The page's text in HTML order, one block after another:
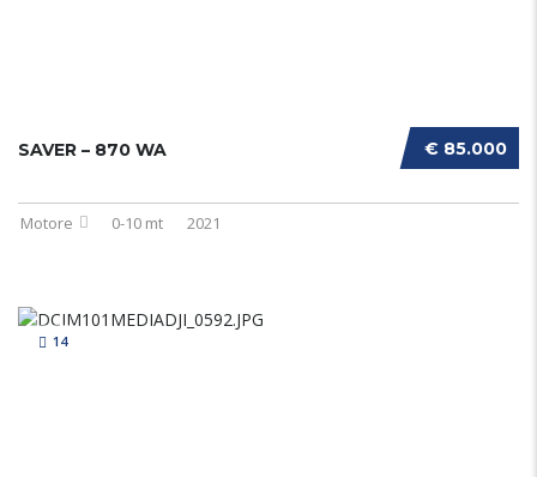
€ 85.000
SAVER – 870 WA
Motore 0-10 mt 2021
14